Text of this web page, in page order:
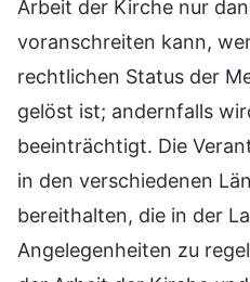
Arbeit der Kirche nur
voranschreiten kann,
rechtlichen Status der
gelöst ist; andernfalls
beeinträchtigt. Die
in den verschiedenen
bereithalten, die in der
Angelegenheiten zu